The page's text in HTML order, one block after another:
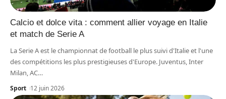
Calcio et dolce vita : comment allier voyage en Italie
et match de Serie A
La Serie A est le championnat de football le plus suivi d'Italie et l'une
des compétitions les plus prestigieuses d'Europe. Juventus, Inter
Milan, AC…
Sport 12 juin 2026